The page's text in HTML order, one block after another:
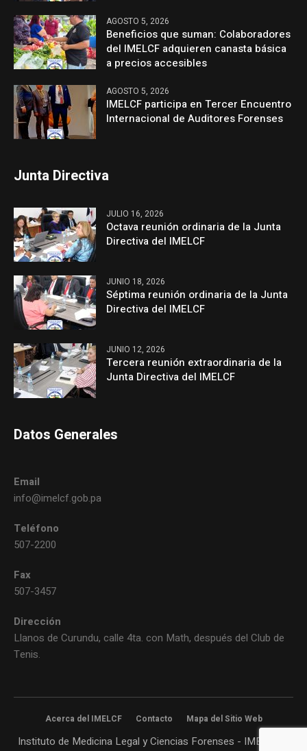
AGOSTO 5, 2026
Beneficios que suman: Colaboradores
del IMELCF adquieren canasta básica
a precios accesibles
AGOSTO 5, 2026
IMELCF participa en Tercer Encuentro
Internacional de Auditores Forenses
Junta Directiva
JULIO 16, 2026
Octava reunión ordinaria de la Junta
Directiva del IMELCF
JUNIO 18, 2026
Séptima reunión ordinaria de la Junta
Directiva del IMELCF
JUNIO 12, 2026
Tercera reunión extraordinaria de la
Junta Directiva del IMELCF
Datos Generales
Email
info@imelcf.gob.pa
Teléfono
507-2200
Fax
507-3457
Dirección
Llanos de Curundu, calle 4ta. con Math, después del Club de
Tenis.
Acerca del IMELCF Contacto Mapa del Sitio Web
Instituto de Medicina Legal y Ciencias Forenses - IMELCF©